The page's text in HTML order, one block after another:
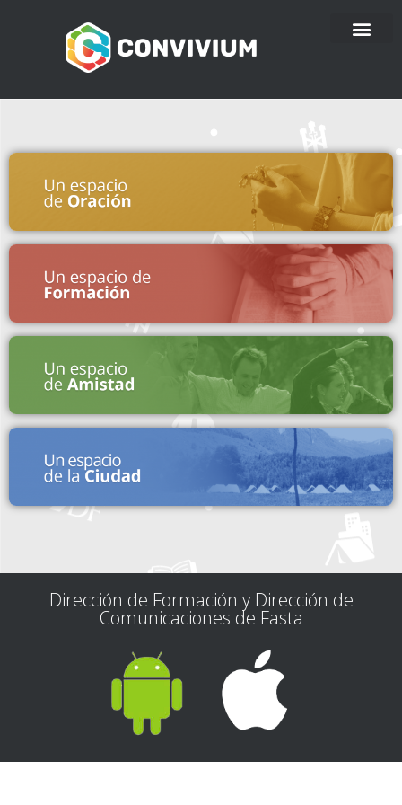
Dirección de Formación y Dirección de
Comunicaciones de Fasta